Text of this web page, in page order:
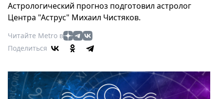
Еда
Туризм
Мода
Театр
Афиша
Книги
Астрологический прогноз подготовил астролог
Центра "Аструс" Михаил Чистяков.
Читайте Metro в
Поделиться